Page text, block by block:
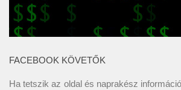
FACEBOOK KÖVETŐK
Ha tetszik az oldal és naprakész